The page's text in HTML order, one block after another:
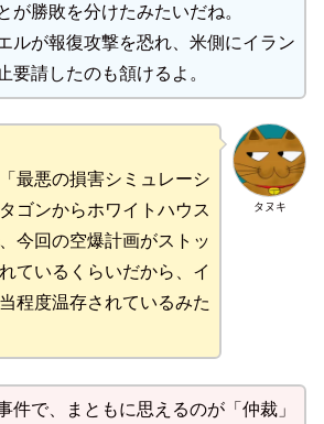
が勝敗を分けたみたいだね。
ルが報復攻撃を恐れ、米側にイラン
要請したのも頷けるよ。
タヌキ
最悪の損害シミュレーシ
ゴンからホワイトハウス
今回の空爆計画がストッ
ているくらいだから、イ
程度温存されているみた
件で、まともに思えるのが「仲裁」